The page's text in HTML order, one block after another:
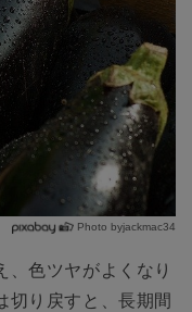
Photo byjackmac34
、色ツヤがよくなり
切り戻すと、長期間